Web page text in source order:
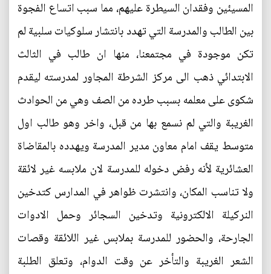
المسيئين وفقدان السيطرة عليهم، مما سبب اتساع الفجوة
بين الطالب والمدرسة التي تهدد بانتشار سلوكيات سلبية لم
تكن موجودة في مجتمعنا، منها ان طالب في الثالث
الابتدائي ذهب الى مركز الشرطة المجاور لمدرسته ليقدم
شكوى على معلمه بسبب طرده من الصف وهي من الحوادث
الغريبة والتي لم نسمع بها من قبل، واخر وهو طالب اول
متوسط يقف امام معاون مدير المدرسة ويهدده بالمقاضاة
العشائرية لأنه رفض دخوله للمدرسة لان ملابسه غير لائقة
ولا تناسب المكان، وانتشرت ظواهر في المدارس كتدخين
النركيلة الالكترونية وتدخين السجائر وحمل الادوات
الجارحة، والحضور للمدرسة بملابس غير اللائقة وقصات
الشعر الغريبة والتأخر عن وقت الدوام، وتعلق الطلبة